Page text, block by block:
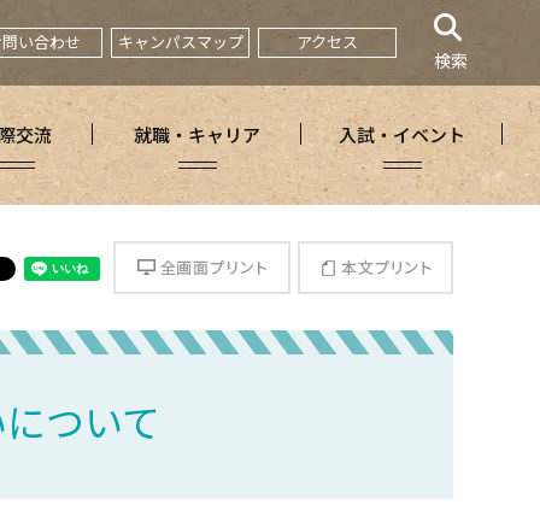
い合わせ キャンパスマップ アクセス
検索
交流 就職・キャリア 入試・イベント
ついて